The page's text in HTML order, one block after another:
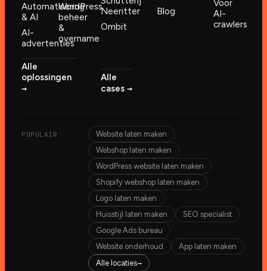
Automatisering
& AI
AI-
advertenties
WordPress
beheer
&
overname
Alle
oplossingen
→︎
Neeritter
Ombit
Alle
cases →︎
Blog
Voor
AI-
crawlers
POPULAIR
Website laten maken
Webshop laten maken
WordPress website laten maken
Shopify webshop laten maken
Logo laten maken
Huisstijl laten maken
SEO specialist
Google Ads bureau
Website onderhoud
App laten maken
Alle locaties→︎